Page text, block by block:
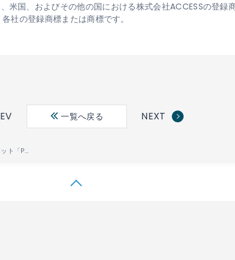
国、およびその他の国における株式会社ACCESSの登録
社の登録商標または商標です。
一覧へ戻る NEXT
世界初の感情認識パーソナルロボット「Pepper」に ACCESSのクラウド型メッセージサービス「Linkit